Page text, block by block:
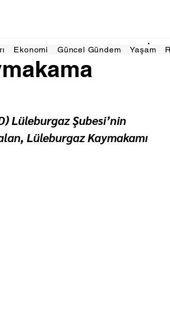
Ekonomi Güncel Gündem Yaşam
Lüleburgaz Şubesi’nin
Lüleburgaz Kaymakamı